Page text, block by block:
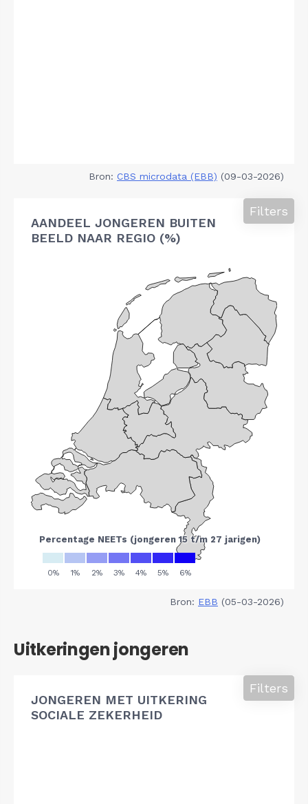
Bron: CBS microdata (EBB) (09-03-2026)
AANDEEL JONGEREN BUITEN
BEELD NAAR REGIO (%)
Filters
Bron: EBB (05-03-2026)
Uitkeringen jongeren
JONGEREN MET UITKERING
SOCIALE ZEKERHEID
Filters